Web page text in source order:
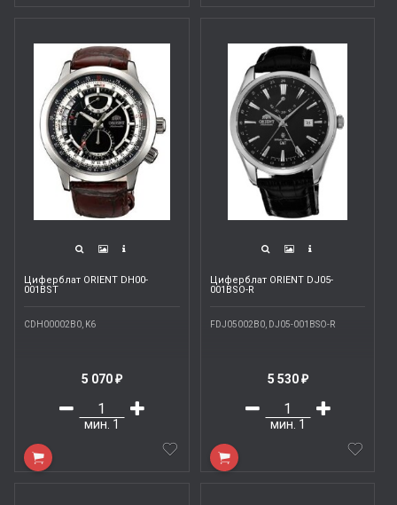
Циферблат ORIENT DH00-
001BST
CDH00002B0, K6
5 070 ₽
мин. 1
Циферблат ORIENT DJ05-
001BSO-R
FDJ05002B0, DJ05-001BSO-R
5 530 ₽
мин. 1